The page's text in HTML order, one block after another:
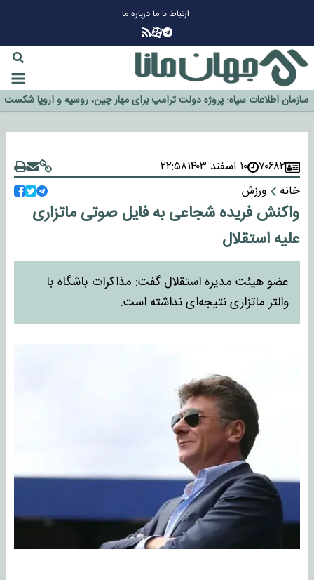
ارتباط با مادرباره ما
گزینه جدایی اوسمار روی میز مدیران پرسپولیس
آیا رئیس جمهور آمریکا قانون را دور می‌زند؟
اخراج رسمی چهره نامدار از پرسپولیس
سازمان اطلاعات سپاه: پروژه دولت ترامپ برای مهار چین، روسیه و اروپا شکست
خورد
۷۰۶۸۲ ۱۰ اسفند ۱۴۰۳
۲۲:۵۸
خانه
ورزش
واکنش فریده شجاعی به فایل صوتی ماتزاری
علیه استقلال
عضو هیئت مدیره استقلال گفت: مذاکرات باشگاه با
والتر ماتزاری نتیجه‌ای نداشته است.